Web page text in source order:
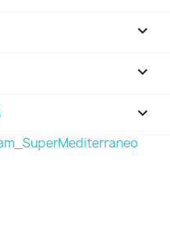


keyboard_arrow_down